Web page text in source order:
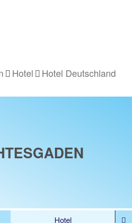
Hotel
Hotel Deutschland
Hotel